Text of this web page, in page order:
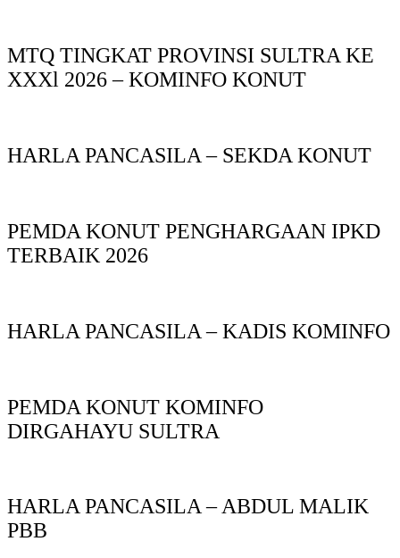
MTQ TINGKAT PROVINSI SULTRA KE
XXXl 2026 – KOMINFO KONUT
HARLA PANCASILA – SEKDA KONUT
PEMDA KONUT PENGHARGAAN IPKD
TERBAIK 2026
HARLA PANCASILA – KADIS KOMINFO
PEMDA KONUT KOMINFO
DIRGAHAYU SULTRA
HARLA PANCASILA – ABDUL MALIK
PBB